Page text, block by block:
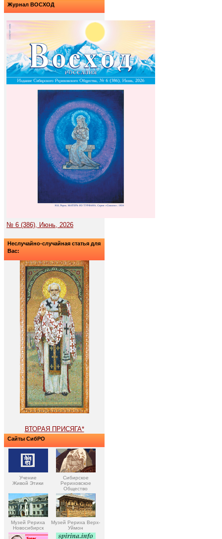
Журнал ВОСХОД
№ 6 (386), Июнь, 2026
Неслучайно-случайная статья для
Вас:
ВТОРАЯ ПРИСЯГА*
Сайты СибРО
Учение
Живой Этики
Сибирское
Рериховское
Общество
Музей Рериха
Новосибирск
Музей Рериха Верх-
Уймон